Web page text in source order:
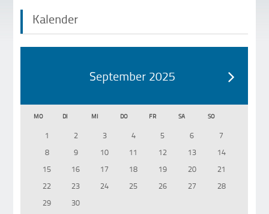
Kalender
September 2025
MO DI MI DO FR SA SO
1 2 3 4 5 6
7
8
9 10 11 12 13
14
15
16 17 18 19 20
21
22
23 24 25 26 27
28
29
30